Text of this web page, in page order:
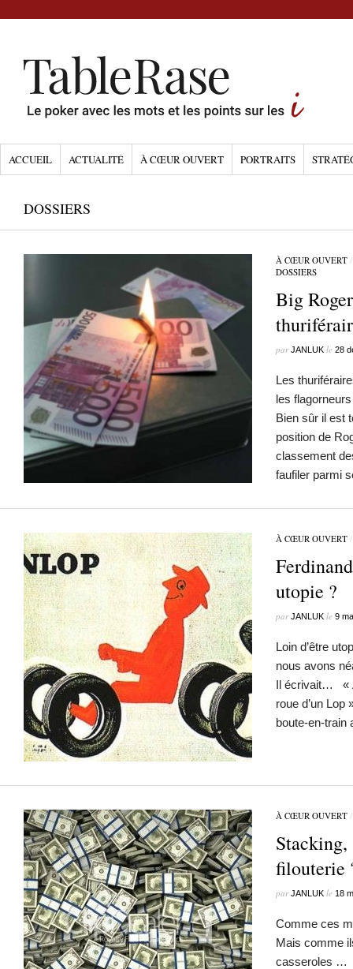
ACCUEIL ACTUALITÉ À CŒUR OUVERT PORTRAITS
DOSSIERS
À CŒUR OUVERT
DOSSIERS
Big
parJANLUK le 28
Les
les
Bien sûr il est
position de
classement
faufiler parmi
À CŒUR OUVERT
utopie ?
parJANLUK le 9
Loin d’être
nous avons
Il écrivait… «
roue d’un
boute-en-
À CŒUR OUVERT
filouterie
parJANLUK le 18
Comme ces
Mais comme
casseroles …